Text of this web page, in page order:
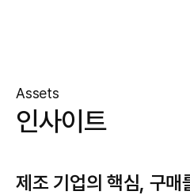
Assets
인사이트
제조 기업의 핵심, 구매